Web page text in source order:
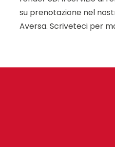
su prenotazione nel
Aversa. Scriveteci per